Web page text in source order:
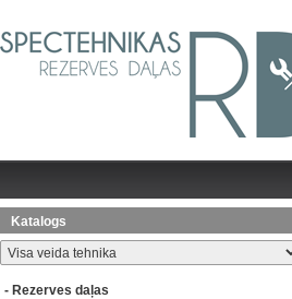
Katalogs
- Rezerves daļas